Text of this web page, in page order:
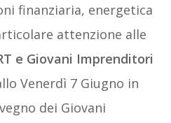
finanziaria, energetica
attenzione alle
e Giovani Imprenditori
Venerdì 7 Giugno in
dei Giovani